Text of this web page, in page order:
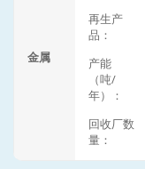
金属
再生产
品：
产能
（吨/
年）：
回收厂数
量：